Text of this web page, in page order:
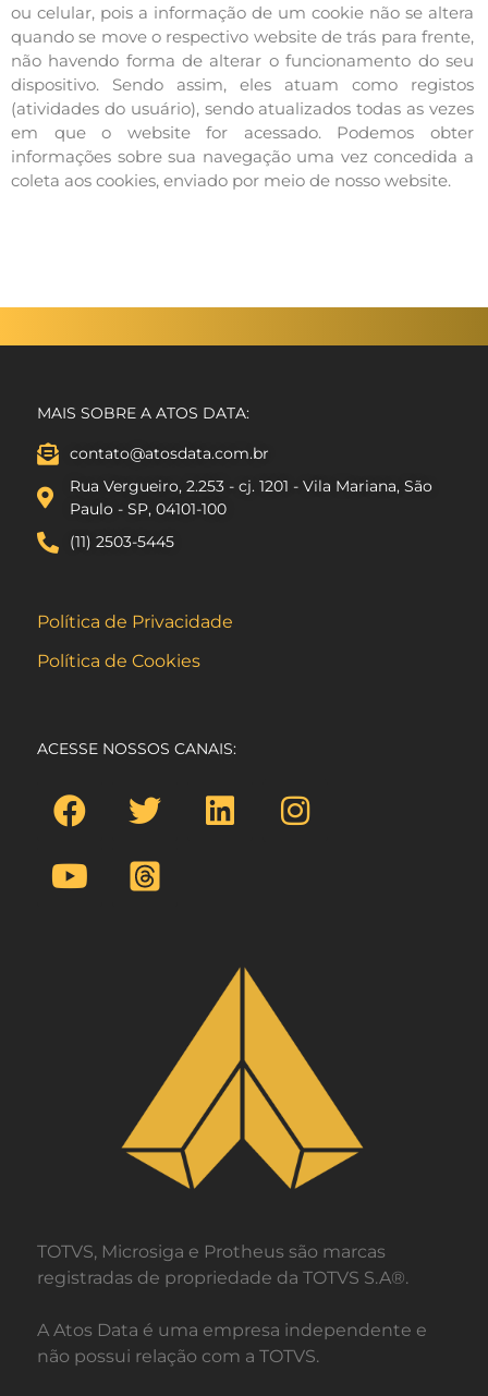
ou celular, pois a informação de um cookie não se altera
quando se move o respectivo website de trás para frente,
não havendo forma de alterar o funcionamento do seu
dispositivo. Sendo assim, eles atuam como registos
(atividades do usuário), sendo atualizados todas as vezes
em que o website for acessado. Podemos obter
informações sobre sua navegação uma vez concedida a
coleta aos cookies, enviado por meio de nosso website.
MAIS SOBRE A ATOS DATA:
contato@atosdata.com.br
Rua Vergueiro, 2.253 - cj. 1201 - Vila Mariana, São
Paulo - SP, 04101-100
(11) 2503-5445
Política de Privacidade
Política de Cookies
ACESSE NOSSOS CANAIS:
TOTVS, Microsiga e Protheus são marcas
registradas de propriedade da TOTVS S.A®.
A Atos Data é uma empresa independente e
não possui relação com a TOTVS.